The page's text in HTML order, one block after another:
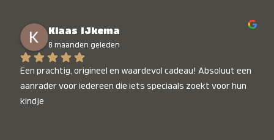
Klaas IJkema
8 maanden geleden
Een prachtig, origineel en waardevol cadeau! Absoluut een
aanrader voor iedereen die iets speciaals zoekt voor hun
kindje